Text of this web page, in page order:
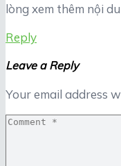
lòng xem thêm nội
Reply
Leave a Reply
Your email address